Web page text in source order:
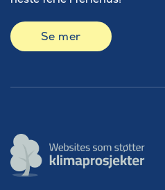
Se mer